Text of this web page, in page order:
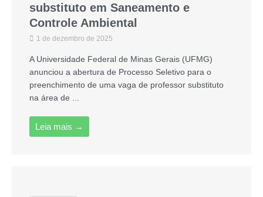
substituto em Saneamento e
Controle Ambiental
1 de dezembro de 2025
A Universidade Federal de Minas Gerais (UFMG)
anunciou a abertura de Processo Seletivo para o
preenchimento de uma vaga de professor substituto
na área de ...
Leia mais →